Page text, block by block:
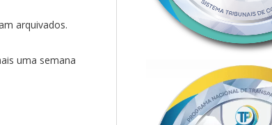
arquivados.
uma semana